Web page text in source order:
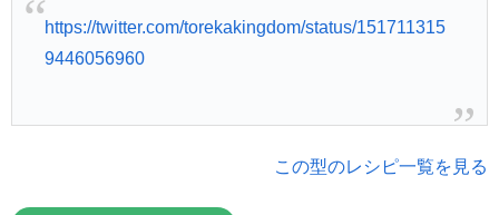
https://twitter.com/torekakingdom/status/151711315
9446056960
この型のレシピ一覧を見る